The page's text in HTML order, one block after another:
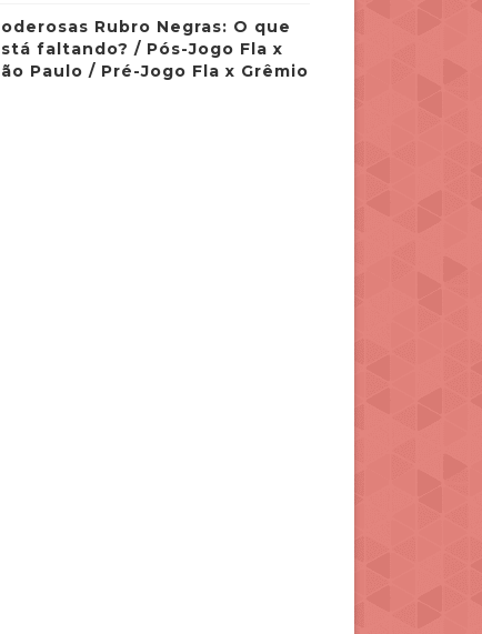
Rubro Negras: O que
faltando? / Pós-Jogo Fla x
Paulo / Pré-Jogo Fla x Grêmio